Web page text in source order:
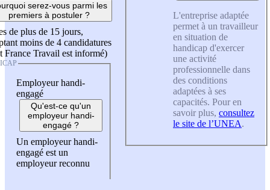
serez-vous parmi les
premiers à postuler ?
de plus de 15 jours,
moins de 4 candidatures
France Travail est informé)
Employeur handi-
engagé
Qu'est-ce qu'un
employeur handi-
engagé ?
Un employeur handi-
engagé est un
employeur reconnu
L'entreprise adaptée
permet à un travailleur
en situation de
handicap d'exercer
une activité
professionnelle dans
des conditions
adaptées à ses
capacités. Pour en
savoir plus, consultez
le site de l’UNEA.